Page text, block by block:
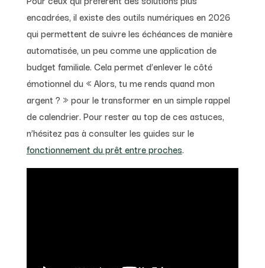
encadrées, il existe des outils numériques en 2026
qui permettent de suivre les échéances de manière
automatisée, un peu comme une application de
budget familiale. Cela permet d’enlever le côté
émotionnel du « Alors, tu me rends quand mon
argent ? » pour le transformer en un simple rappel
de calendrier. Pour rester au top de ces astuces,
n’hésitez pas à consulter les guides sur le
fonctionnement du prêt entre proches.